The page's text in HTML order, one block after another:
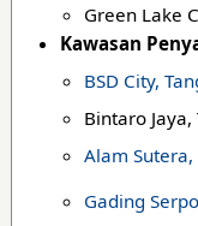
Green Lake
Kawasan
BSD City,
Bintaro
Alam
Gading